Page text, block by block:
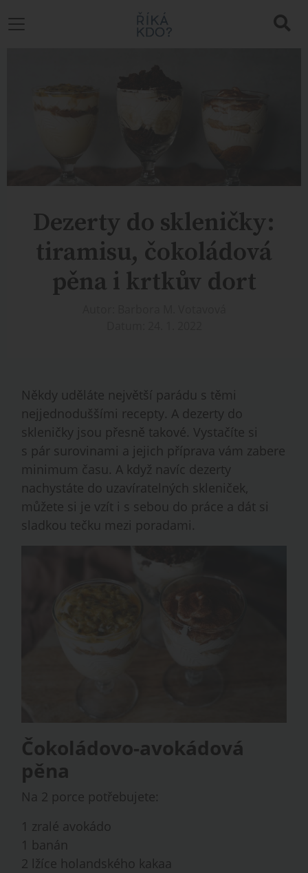
Dezerty do skleničky:
tiramisu, čokoládová
pěna i krtkův dort
Někdy uděláte největší parádu s těmi
nejjednoduššími recepty. A dezerty do
skleničky jsou přesně takové. Vystačíte si
s pár surovinami a jejich příprava vám zabere
minimum času. A když navíc dezerty
nachystáte do uzavíratelných skleniček,
můžete si je vzít i s sebou do práce a dát si
sladkou tečku mezi poradami.
Čokoládovo-avokádová
pěna
Na 2 porce potřebujete:
1 zralé avokádo
1 banán
2 lžíce holandského kakaa